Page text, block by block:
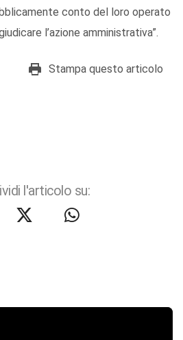
conto del loro operato
l’azione amministrativa”.
Stampa questo articolo
l'articolo su: